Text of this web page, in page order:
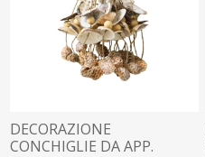
DECORAZIONE
CONCHIGLIE DA APP.